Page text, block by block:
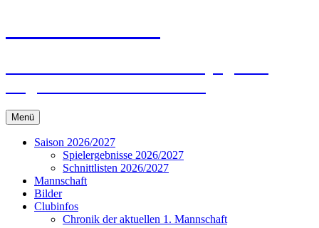
Menü
Saison 2026/2027
Spielergebnisse 2026/2027
Schnittlisten 2026/2027
Mannschaft
Bilder
Clubinfos
Chronik der aktuellen 1. Mannschaft